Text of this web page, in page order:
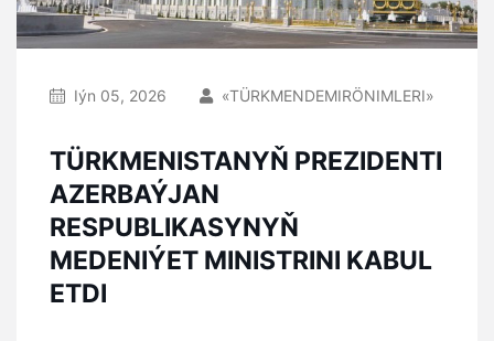
Iýn 05, 2026 «TÜRKMENDEMIRÖNIMLERI»
TÜRKMENISTANYŇ PREZIDENTI
AZERBAÝJAN
RESPUBLIKASYNYŇ
MEDENIÝET MINISTRINI KABUL
ETDI